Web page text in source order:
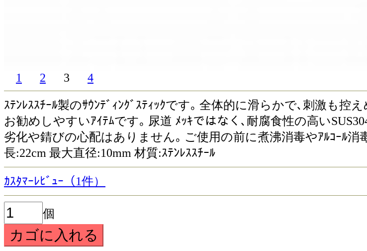
1 2 3 4
ｽﾃﾝﾚｽｽﾁｰﾙ製のｻｳﾝﾃﾞｨﾝｸﾞｽﾃｨｯｸです｡ 全体的に滑らかで､刺激も
お勧めしやすいｱｲﾃﾑです｡ 尿道 ﾒｯｷではなく､耐腐食性の高い
劣化や錆びの心配はありません｡ ご使用の前に煮沸消毒やｱﾙｺｰﾙ
長:22cm 最大直径:10mm 材質:ｽﾃﾝﾚｽｽﾁｰﾙ
ｶｽﾀﾏｰﾚﾋﾞｭｰ（1件）
個